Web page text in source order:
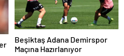
Beşiktaş Adana Demirspor
Maçına Hazırlanıyor